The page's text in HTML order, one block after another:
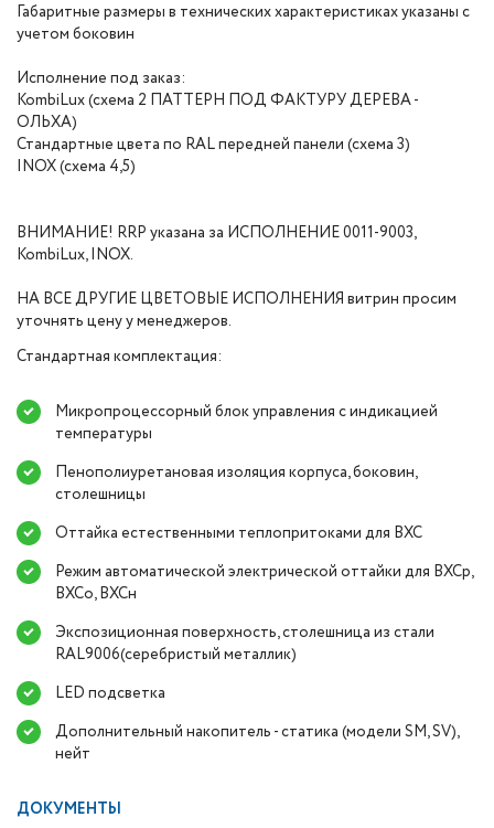
Габаритные размеры в технических характеристиках указаны с
учетом боковин
Исполнение под заказ:
KombiLux (схема 2 ПАТТЕРН ПОД ФАКТУРУ ДЕРЕВА -
ОЛЬХА)
Стандартные цвета по RAL передней панели (схема 3)
INOX (схема 4,5)
ВНИМАНИЕ! RRP указана за ИСПОЛНЕНИЕ 0011-9003,
KombiLux, INOX.
НА ВСЕ ДРУГИЕ ЦВЕТОВЫЕ ИСПОЛНЕНИЯ витрин просим
уточнять цену у менеджеров.
Стандартная комплектация:
Микропроцессорный блок управления с индикацией
температуры
Пенополиуретановая изоляция корпуса, боковин,
столешницы
Оттайка естественными теплопритоками для ВХС
Режим автоматической электрической оттайки для ВХСр,
ВХСо, ВХСн
Экспозиционная поверхность, столешница из стали
RAL9006(серебристый металлик)
LED подсветка
Дополнительный накопитель - статика (модели SM, SV),
нейт
ДОКУМЕНТЫ